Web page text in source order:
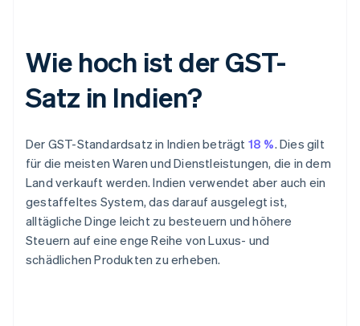
Wie hoch ist der GST-
Satz in Indien?
Der GST-Standardsatz in Indien beträgt 18 %. Dies gilt
für die meisten Waren und Dienstleistungen, die in dem
Land verkauft werden. Indien verwendet aber auch ein
gestaffeltes System, das darauf ausgelegt ist,
alltägliche Dinge leicht zu besteuern und höhere
Steuern auf eine enge Reihe von Luxus- und
schädlichen Produkten zu erheben.